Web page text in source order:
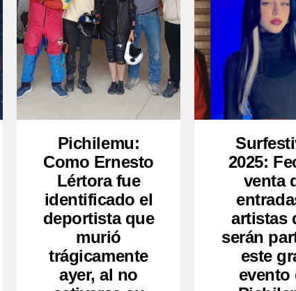
Pichilemu:
Como Ernesto
Lértora fue
identificado el
deportista que
murió
trágicamente
ayer, al no
2025:
venta
artistas
serán
este
evento